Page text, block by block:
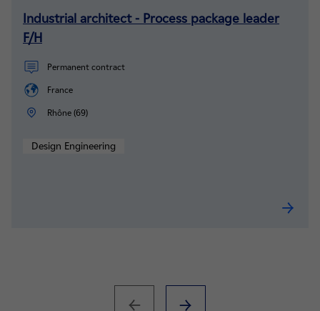
Industrial architect - Process package leader
F/H
Permanent contract
France
Rhône (69)
Design Engineering